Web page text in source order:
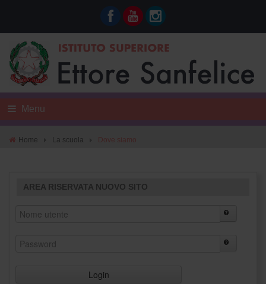
Menu
Home La scuola Dove siamo
AREA RISERVATA NUOVO SITO
Login